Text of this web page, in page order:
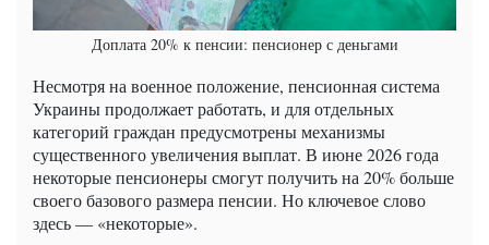
Доплата 20% к пенсии: пенсионер с деньгами
Несмотря на военное положение, пенсионная система
Украины продолжает работать, и для отдельных
категорий граждан предусмотрены механизмы
существенного увеличения выплат. В июне 2026 года
некоторые пенсионеры смогут получить на 20% больше
своего базового размера пенсии. Но ключевое слово
здесь — «некоторые».